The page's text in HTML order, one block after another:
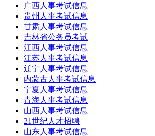
广西人事考试信息
贵州人事考试信息
甘肃人事考试信息
吉林省公务员考试
江西人事考试信息
江苏人事考试信息
辽宁人事考试信息
内蒙古人事考试信息
宁夏人事考试信息
青海人事考试信息
山西人事考试信息
21世纪人才招聘
山东人事考试信息